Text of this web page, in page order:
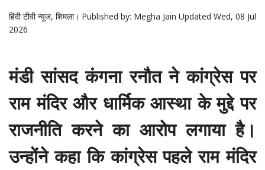
हिंदी टीवी न्यूज, शिमला। Published by: Megha Jain Updated Wed, 08 Jul
2026
मंडी सांसद कंगना रनौत ने कांग्रेस पर
राम मंदिर और धार्मिक आस्था के मुद्दे पर
राजनीति करने का आरोप लगाया है।
उन्होंने कहा कि कांग्रेस पहले राम मंदिर